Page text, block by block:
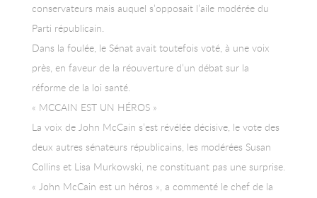
conservateurs mais auquel s’opposait l’aile modérée du
Parti républicain.
Dans la foulée, le Sénat avait toutefois voté, à une voix
près, en faveur de la réouverture d’un débat sur la
réforme de la loi santé.
« MCCAIN EST UN HÉROS »
La voix de John McCain s’est révélée décisive, le vote des
deux autres sénateurs républicains, les modérées Susan
Collins et Lisa Murkowski, ne constituant pas une surprise.
« John McCain est un héros », a commenté le chef de la